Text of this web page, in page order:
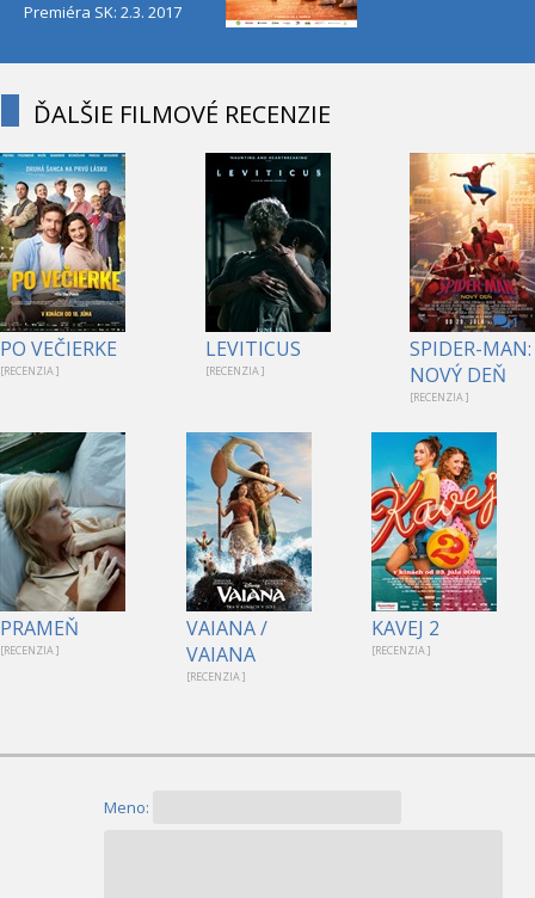
Premiéra SK: 2.3. 2017
ĎALŠIE FILMOVÉ RECENZIE
PO VEČIERKE
[RECENZIA ]
LEVITICUS
[RECENZIA ]
1
SPIDER-MAN:
NOVÝ DEŇ
[RECENZIA ]
PRAMEŇ
[RECENZIA ]
VAIANA /
VAIANA
[RECENZIA ]
KAVEJ 2
[RECENZIA ]
Meno: